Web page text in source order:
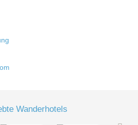
Wanderhotels